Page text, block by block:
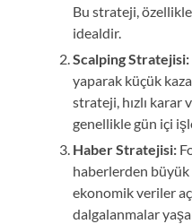
Bu strateji, özellikle
idealdir.
Scalping Stratejisi:
yaparak küçük
strateji, hızlı
genellikle gün içi
Haber Stratejisi:
haberlerden
ekonomik veriler
dalgalanmalar